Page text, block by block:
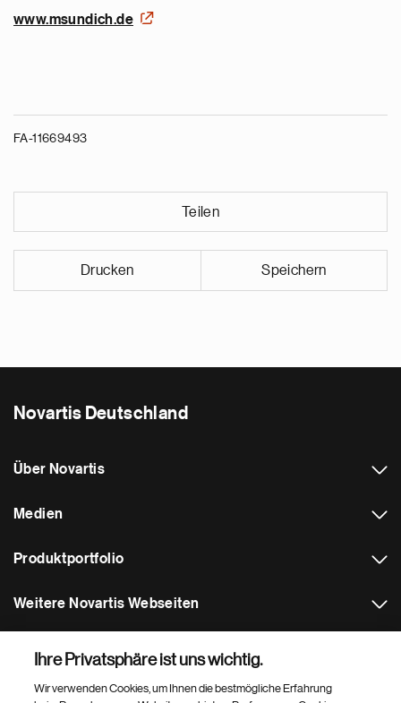
www.msundich.de
FA-11669493
Teilen
Drucken Speichern
Novartis Deutschland
Über Novartis
Medien
Produktportfolio
Weitere Novartis Webseiten
Footer Site Search
Ihre Privatsphäre ist uns wichtig.
Wir verwenden Cookies, um Ihnen die bestmögliche Erfahrung